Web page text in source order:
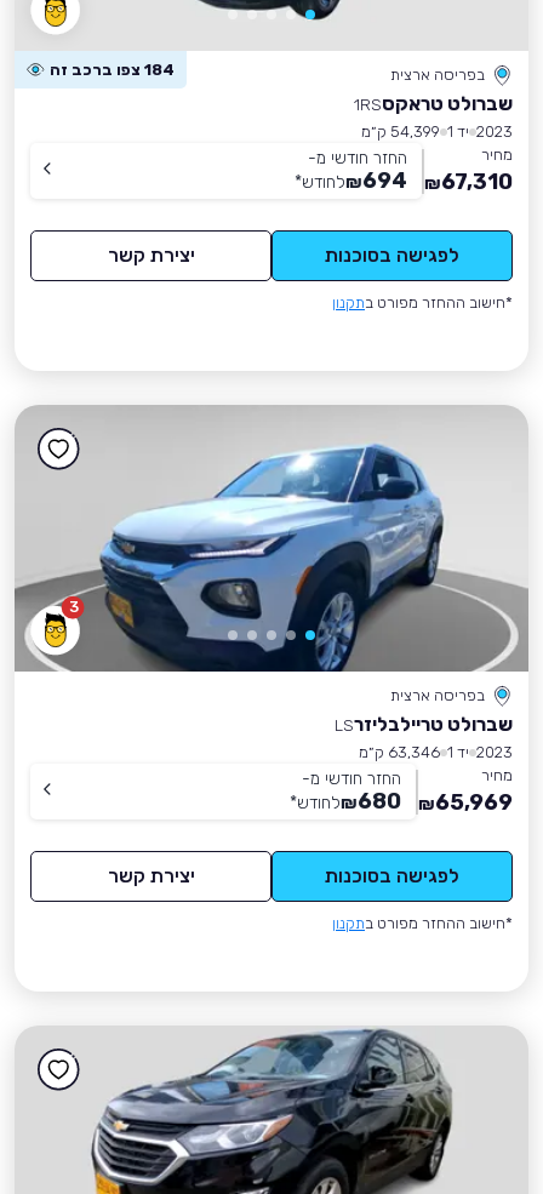
בפריסה ארצית 184 צפו ברכב זה
שברולט טראקס1RS
2023 יד 1
54,399 ק״מ
מחיר
67,310
₪
החזר חודשי מ-
694
₪לחודש*
לפגישה בסוכנות יצירת קשר
*חישוב ההחזר מפורט בתקנון
3
בפריסה ארצית
שברולט טריילבליזרLS
2023 יד 1
63,346 ק״מ
מחיר
65,969
₪
החזר חודשי מ-
680
₪לחודש*
לפגישה בסוכנות יצירת קשר
*חישוב ההחזר מפורט בתקנון